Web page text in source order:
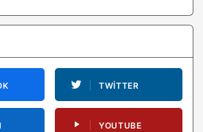
TWITTER
YOUTUBE